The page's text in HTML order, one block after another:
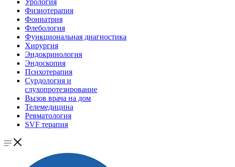
Урология
Физиотерапия
Фониатрия
Флебология
Функциональная диагностика
Хирургия
Эндокринология
Эндоскопия
Психотерапия
Сурдология и
слухопротезирование
Вызов врача на дом
Телемедицина
Ревматология
SVF терапия